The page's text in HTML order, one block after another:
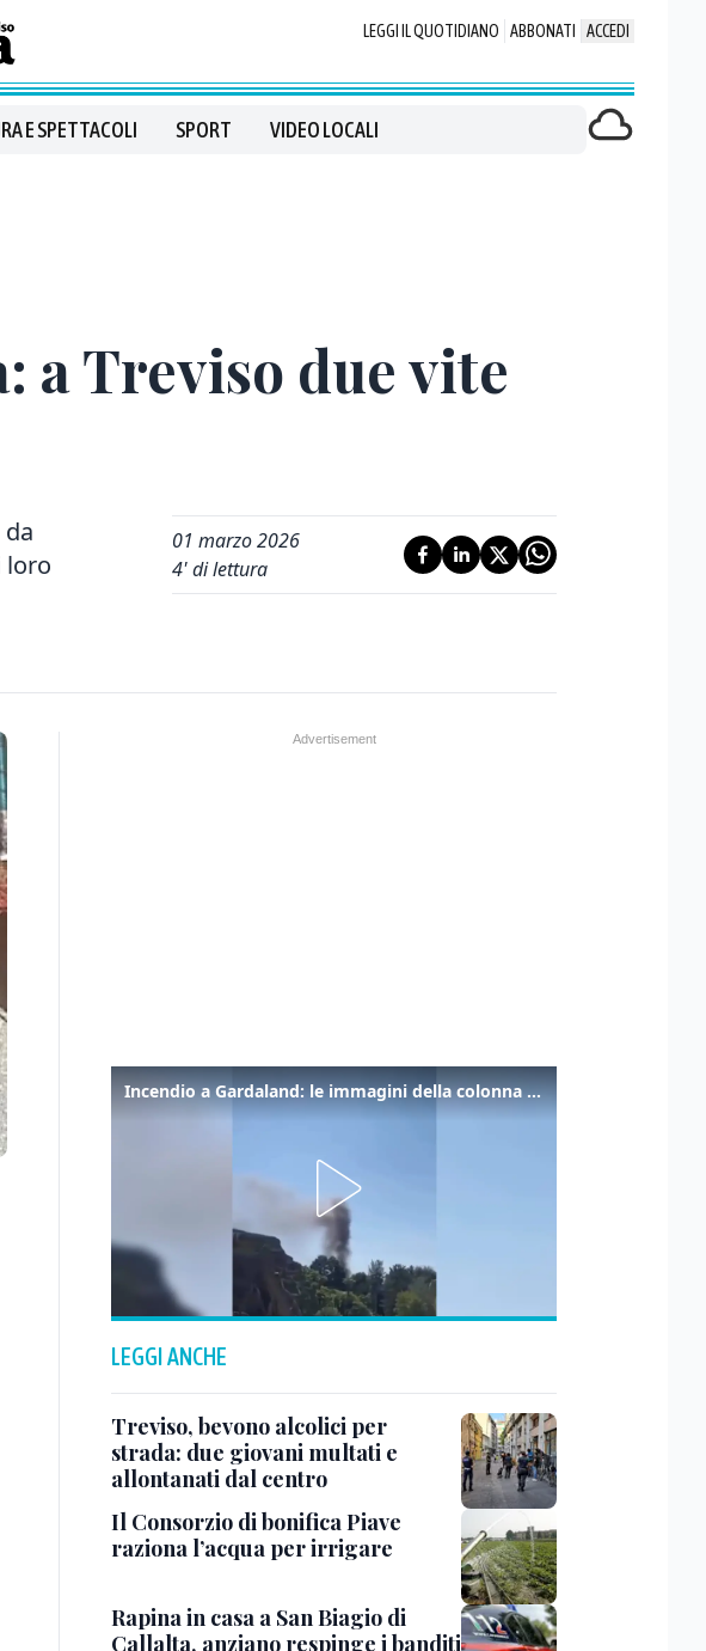
LEGGI IL QUOTIDIANO ABBONATI ACCEDI
E SPETTACOLI SPORT VIDEO LOCALI
a Treviso due vite
loro
01 marzo 2026
4' di lettura
Incendio a Gardaland: le immagini della colonna di fumo
LEGGI ANCHE
Treviso, bevono alcolici per
strada: due giovani multati e
allontanati dal centro
Il Consorzio di bonifica Piave
raziona l’acqua per irrigare
Rapina in casa a San Biagio di
Callalta, anziano respinge i banditi